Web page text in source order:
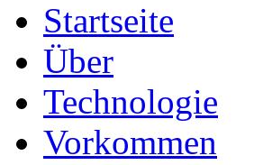
Startseite
Über
Technologie
Vorkommen